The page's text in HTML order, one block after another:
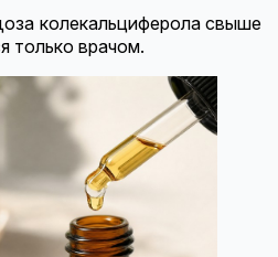
колекальциферола свыше
только врачом.